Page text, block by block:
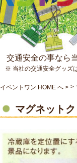
交通安全の事なら
※ 当社の交通安全グッズ
イベントワン HOME へ
マグネット